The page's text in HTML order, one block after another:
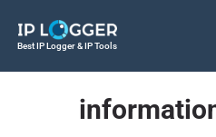
Best IP Logger & IP Tools